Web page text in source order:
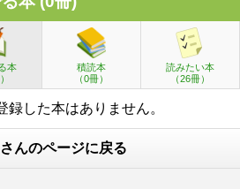
本
積読本
（0冊）
読みたい本
（26冊）
録した本はありません。
んのページに戻る